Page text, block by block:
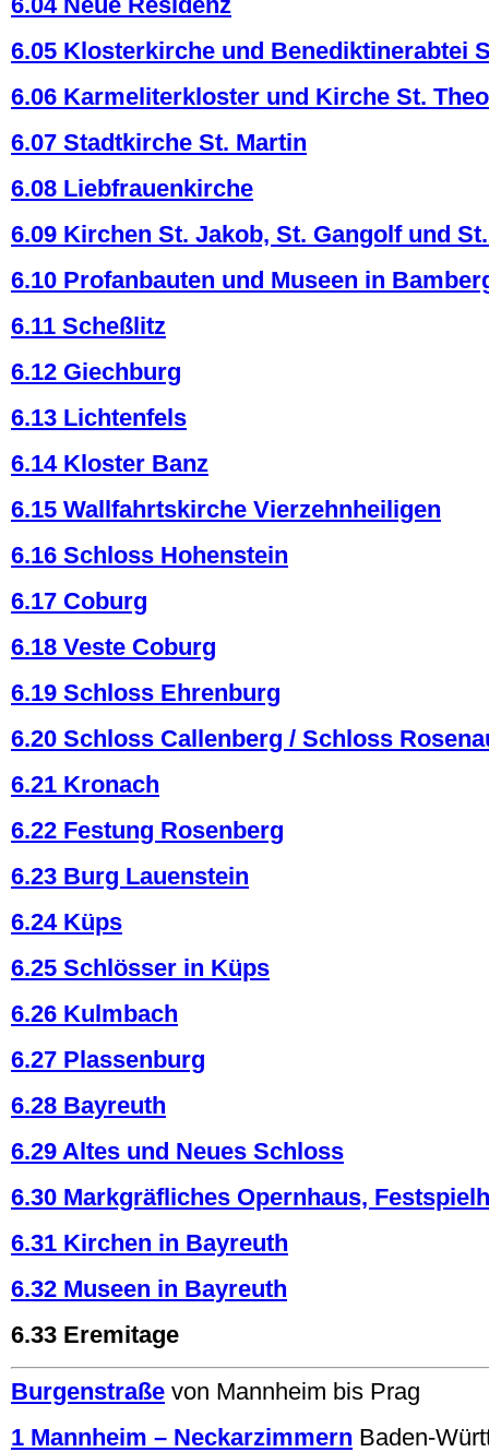
6.05 Klosterkirche und Benediktinerabtei
6.06 Karmeliterkloster und Kirche St.
6.07 Stadtkirche St. Martin
6.08 Liebfrauenkirche
6.09 Kirchen St. Jakob, St. Gangolf und
6.10 Profanbauten und Museen in
6.11 Scheßlitz
6.12 Giechburg
6.13 Lichtenfels
6.14 Kloster Banz
6.15 Wallfahrtskirche Vierzehnheiligen
6.16 Schloss Hohenstein
6.17 Coburg
6.18 Veste Coburg
6.19 Schloss Ehrenburg
6.20 Schloss Callenberg / Schloss
6.21 Kronach
6.22 Festung Rosenberg
6.23 Burg Lauenstein
6.24 Küps
6.25 Schlösser in Küps
6.26 Kulmbach
6.27 Plassenburg
6.28 Bayreuth
6.29 Altes und Neues Schloss
6.30 Markgräfliches Opernhaus,
6.31 Kirchen in Bayreuth
6.32 Museen in Bayreuth
6.33 Eremitage
Burgenstraße von Mannheim bis Prag
1 Mannheim – Neckarzimmern Baden-